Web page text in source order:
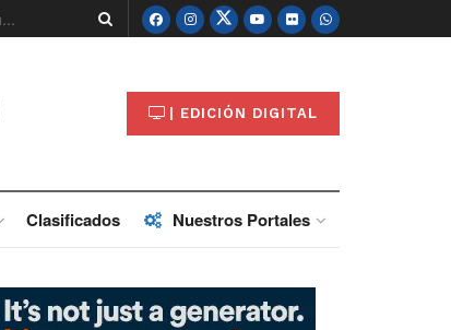
| EDICIÓN DIGITAL
Clasificados Nuestros Portales